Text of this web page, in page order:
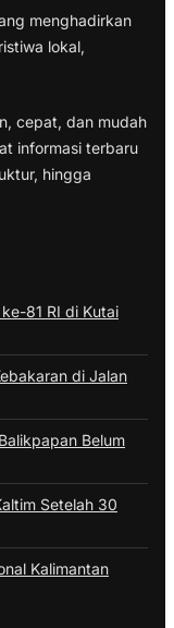
menghadirkan
lokal,
cepat, dan mudah
informasi terbaru
hingga
81 RI di Kutai
di Jalan
Belum
Setelah 30
Kalimantan